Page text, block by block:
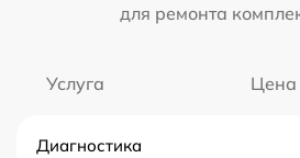
для ремонта
Услуга Цена
Диагностика